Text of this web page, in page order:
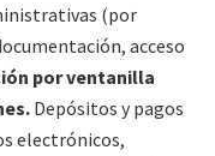
(por
acceso
por ventanilla
Depósitos y pagos
electrónicos,